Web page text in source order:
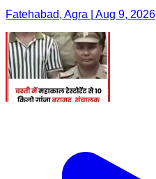
Fatehabad, Agra | Aug 9, 2026